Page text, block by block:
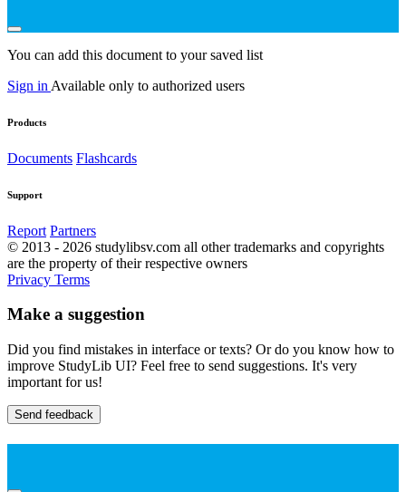
You can add this document to your saved list
Sign in Available only to authorized users
Products
Documents Flashcards
Support
Report Partners
© 2013 - 2026 studylibsv.com all other trademarks and copyrights
are the property of their respective owners
Privacy Terms
Make a suggestion
Did you find mistakes in interface or texts? Or do you know how to
improve StudyLib UI? Feel free to send suggestions. It's very
important for us!
Send feedback